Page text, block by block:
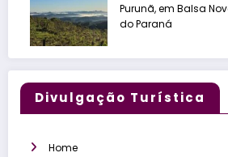
Purunã, em Balsa
do Paraná
Divulgação Turística
Home